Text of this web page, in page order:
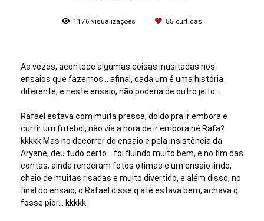
1176 visualizações 55 curtidas
As vezes, acontece algumas coisas inusitadas nos
ensaios que fazemos... afinal, cada um é uma história
diferente, e neste ensaio, não poderia de outro jeito...
Rafael estava com muita pressa, doido pra ir embora e
curtir um futebol, não via a hora de ir embora né Rafa?
kkkkk Mas no decorrer do ensaio e pela insistência da
Aryane, deu tudo certo... foi fluindo muito bem, e no fim das
contas, ainda renderam fotos ótimas e um ensaio lindo,
cheio de muitas risadas e muito divertido, e além disso, no
final do ensaio, o Rafael disse q até estava bem, achava q
fosse pior... kkkkk